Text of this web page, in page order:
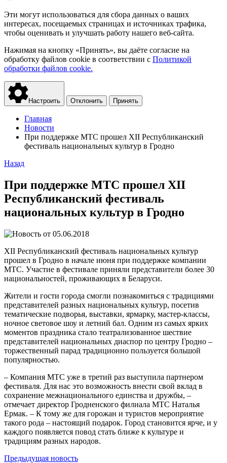
Эти могут использоваться для сбора данных о ваших
интересах, посещаемых страницах и источниках трафика,
чтобы оценивать и улучшать работу нашего веб-сайта.
Нажимая на кнопку «Принять», вы даёте согласие на
обработку файлов cookie в соответствии с Политикой
обработки файлов cookie.
Настроить Отклонить Принять
Главная
Новости
При поддержке МТС прошел XII Республиканский
фестиваль национальных культур в Гродно
Назад
При поддержке МТС прошел XII
Республиканский фестиваль
национальных культур в Гродно
05.06.2018
XII Республиканский фестиваль национальных культур
прошел в Гродно в начале июня при поддержке компании
МТС. Участие в фестивале приняли представители более 30
национальностей, проживающих в Беларуси.
Жители и гости города смогли познакомиться с традициями
представителей разных национальных культур, посетив
тематические подворья, выставки, ярмарку, мастер-классы,
ночное световое шоу и летний бал. Одним из самых ярких
моментов праздника стало театрализованное шествие
представителей национальных диаспор по центру Гродно –
торжественный парад традиционно пользуется большой
популярностью.
– Компания МТС уже в третий раз выступила партнером
фестиваля. Для нас это возможность внести свой вклад в
сохранение межнационального единства и дружбы, –
отмечает директор Гродненского филиала МТС Наталья
Ермак. – К тому же для горожан и туристов мероприятие
такого рода – настоящий подарок. Город становится ярче, и у
каждого появляется повод стать ближе к культуре и
традициям разных народов.
Предыдущая новость